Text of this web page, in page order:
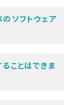
ソフトウェア
ことはできま